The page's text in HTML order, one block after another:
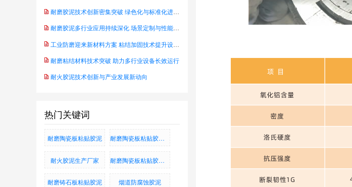
耐磨粘结材料技术突破 助力多行业设备长效运行
耐火胶泥技术创新与产业发展新动向
热门关键词
耐磨陶瓷板粘贴胶泥 耐磨陶瓷板粘贴胶泥_耐磨铸石板粘贴胶泥_烟道防腐蚀胶泥
耐火胶泥生产厂家 耐磨陶瓷板粘贴胶泥、耐磨铸石板粘贴胶泥、烟道防腐蚀胶泥
耐磨铸石板粘贴胶泥 烟道防腐蚀胶泥